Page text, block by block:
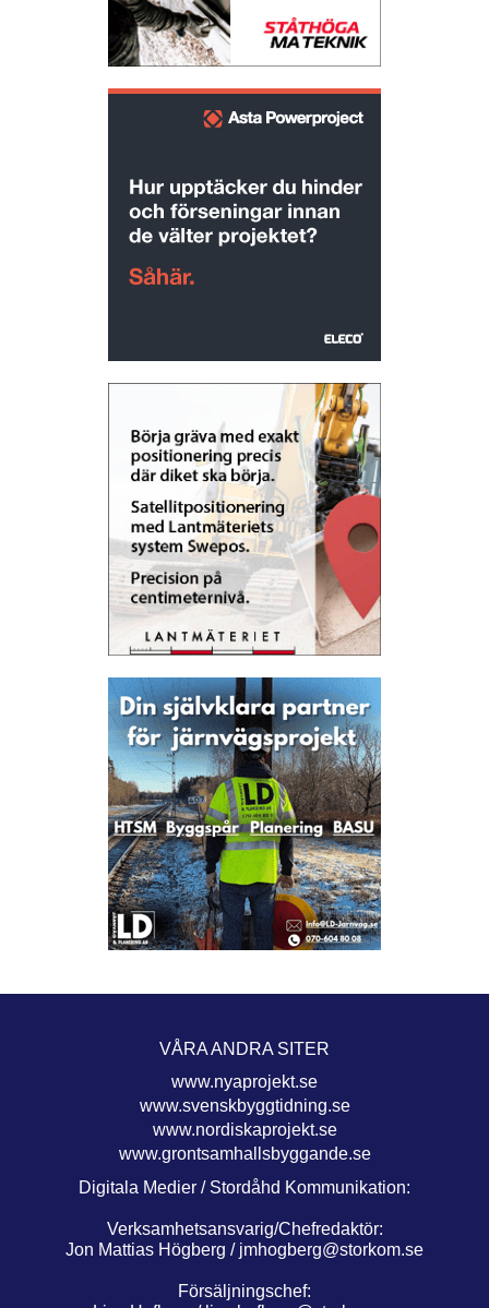
VÅRA ANDRA SITER
www.nyaprojekt.se
www.svenskbyggtidning.se
www.nordiskaprojekt.se
www.grontsamhallsbyggande.se
Digitala Medier / Stordåhd Kommunikation:
Verksamhetsansvarig/Chefredaktör:
Jon Mattias Högberg / jmhogberg@storkom.se
Försäljningschef: